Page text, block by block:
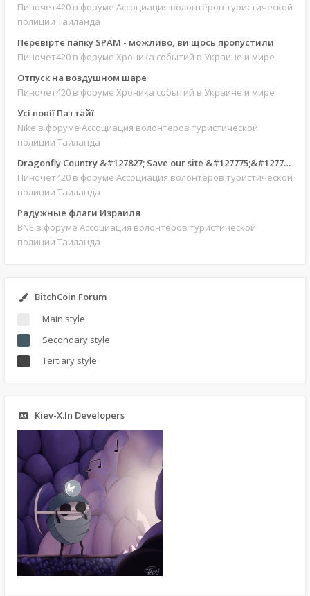
Пиночет420 в форуме Ассоциация волонтёров туристической
полиции Таиланда
Перевірте папку SPAM - можливо, ви щось пропустили
Пиночет420 в форуме Хроника событий в Украине и мире
Отпуск на воздушном шаре
Пиночет420 в форуме Хроника событий в Украине и мире
Усі повії Паттайї
Nike в форуме Ассоциация волонтёров туристической
полиции Таиланда
Dragonfly Country &#127827; Save our site &#127775;&#127769;
Пиночет420 в форуме Ассоциация волонтёров туристической
полиции Таиланда
Радужные флаги Израиля
BNE в форуме Ассоциация волонтёров туристической
полиции Таиланда
BitchCoin Forum
Main style
Secondary style
Tertiary style
Kiev-X.In Developers